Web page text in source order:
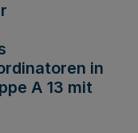
in
A 13 mit